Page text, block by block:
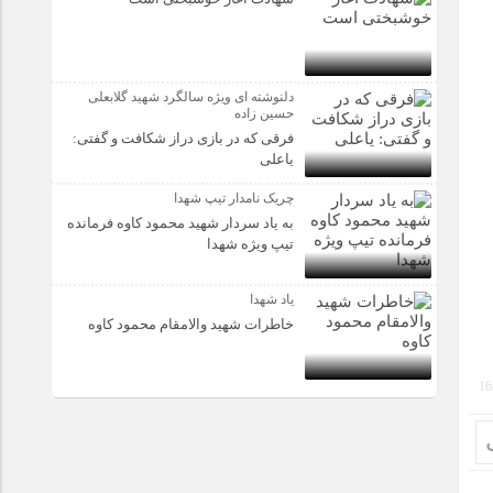
16
دلنوشته ای ویژه سالگرد شهید گلابعلی
حسین زاده
فرقی که در بازی دراز شکافت و گفتی:
یاعلی
چریک نامدار تیپ شهدا
به یاد سردار شهید محمود کاوه فرمانده
تیپ ویژه شهدا
یاد شهدا
خاطرات شهید والامقام محمود کاوه‌